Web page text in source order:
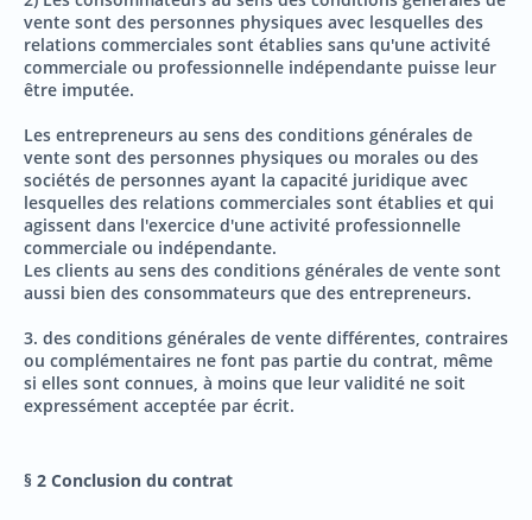
vente sont des personnes physiques avec lesquelles des
relations commerciales sont établies sans qu'une activité
commerciale ou professionnelle indépendante puisse leur
être imputée.
Les entrepreneurs au sens des conditions générales de
vente sont des personnes physiques ou morales ou des
sociétés de personnes ayant la capacité juridique avec
lesquelles des relations commerciales sont établies et qui
agissent dans l'exercice d'une activité professionnelle
commerciale ou indépendante.
Les clients au sens des conditions générales de vente sont
aussi bien des consommateurs que des entrepreneurs.
3. des conditions générales de vente différentes, contraires
ou complémentaires ne font pas partie du contrat, même
si elles sont connues, à moins que leur validité ne soit
expressément acceptée par écrit.
§ 2 Conclusion du contrat